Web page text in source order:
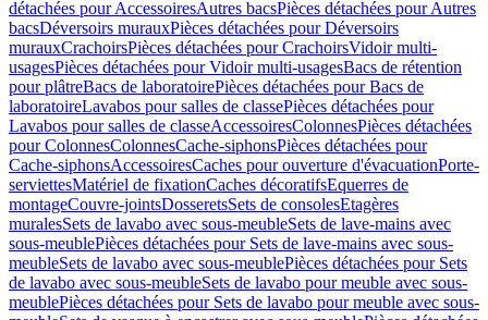
détachées pour AccessoiresAutres bacsPièces détachées pour Autres
bacsDéversoirs murauxPièces détachées pour Déversoirs
murauxCrachoirsPièces détachées pour CrachoirsVidoir multi-
usagesPièces détachées pour Vidoir multi-usagesBacs de rétention
pour plâtreBacs de laboratoirePièces détachées pour Bacs de
laboratoireLavabos pour salles de classePièces détachées pour
Lavabos pour salles de classeAccessoiresColonnesPièces détachées
pour ColonnesColonnesCache-siphonsPièces détachées pour
Cache-siphonsAccessoiresCaches pour ouverture d'évacuationPorte-
serviettesMatériel de fixationCaches décoratifsEquerres de
montageCouvre-jointsDosseretsSets de consolesEtagères
muralesSets de lavabo avec sous-meubleSets de lave-mains avec
sous-meublePièces détachées pour Sets de lave-mains avec sous-
meubleSets de lavabo avec sous-meublePièces détachées pour Sets
de lavabo avec sous-meubleSets de lavabo pour meuble avec sous-
meublePièces détachées pour Sets de lavabo pour meuble avec sous-